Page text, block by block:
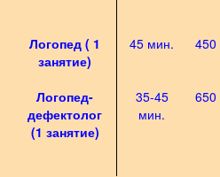
Логопед ( 1
занятие)
45 мин. 450
Логопед-
дефектолог
(1 занятие)
35-45
мин.
650